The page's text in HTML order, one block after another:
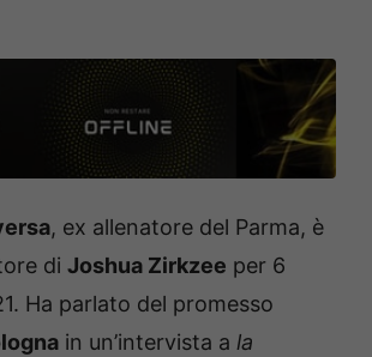
, ex allenatore del Parma, è
di Joshua Zirkzee per 6
Ha parlato del promesso
in un’intervista a la